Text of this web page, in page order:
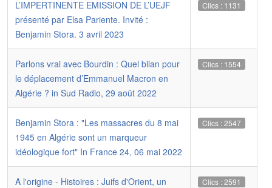
L’IMPERTINENTE EMISSION DE L’UEJF
présenté par Elsa Pariente. Invité :
Benjamin Stora. 3 avril 2023
Clics : 1131
Parlons vrai avec Bourdin : Quel bilan pour
le déplacement d’Emmanuel Macron en
Algérie ? in Sud Radio, 29 août 2022
Clics : 1554
Benjamin Stora : "Les massacres du 8 mai
1945 en Algérie sont un marqueur
idéologique fort" In France 24, 06 mai 2022
Clics : 2547
A l'origine - Histoires : Juifs d'Orient, un
Clics : 2591